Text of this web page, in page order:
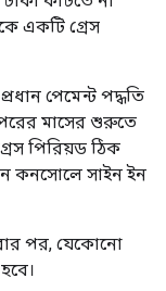
একটি গ্রেস
পেমেন্ট পদ্ধতি
মাসের শুরুতে
পিরিয়ড ঠিক
কনসোলে সাইন ইন
পর, যেকোনো